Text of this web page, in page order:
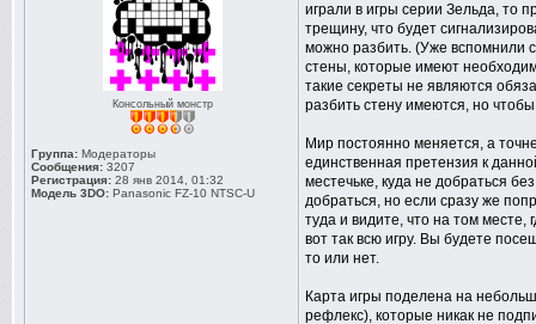
Консольный монстр
Группа: Модераторы
Сообщения: 3207
Регистрация: 28 янв 2014, 01:32
Модель 3DO: Panasonic FZ-10 NTSC-U
играли в игры серии Зельда, то
трещину, что будет
можно разбить. (Уже вспомнили
стены, которые имеют
такие секреты не являются
разбить стену имеются, но
Мир постоянно меняется, а
единственная претензия к
местечьке, куда не добраться
добраться, но если сразу же
туда и видите, что на том
вот так всю игру. Вы будете
то или нет.
Карта игры поделена на
рефлекс), которые никак не